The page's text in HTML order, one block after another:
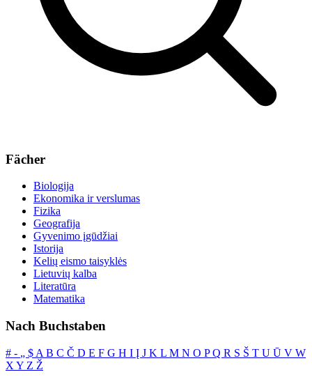
Fächer
Biologija
Ekonomika ir verslumas
Fizika
Geografija
Gyvenimo įgūdžiai
Istorija
Kelių eismo taisyklės
Lietuvių kalba
Literatūra
Matematika
Nach Buchstaben
# ‐ „ $ A B C Č D E F G H I Į J K L M N O PQ R S Š T U Ū V W
X Y Z Ž